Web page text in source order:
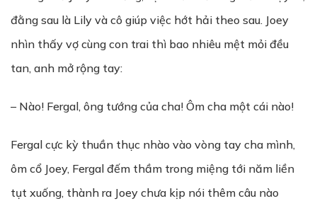
đằng sau là Lily và cô giúp việc hớt hải theo sau. Joey
nhìn thấy vợ cùng con trai thì bao nhiêu mệt mỏi đều
tan, anh mở rộng tay:
– Nào! Fergal, ông tướng của cha! Ôm cha một cái nào!
Fergal cực kỳ thuần thục nhào vào vòng tay cha mình,
ôm cổ Joey, Fergal đếm thầm trong miệng tới năm liền
tụt xuống, thành ra Joey chưa kịp nói thêm câu nào